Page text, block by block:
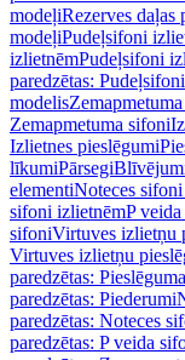
modeļiRezerves daļas
modeļiPudeļsifoni
izlietnēmPudeļsifoni
paredzētas:
modelis
Zemapmetuma sifoni
Izlietnes pieslēgumi
līkumiPārsegi
elementiNoteces
sifoni izlietnēmP
sifoniVirtuves izlietņu
Virtuves izlietņu
paredzētas:
paredzētas: Piederumi
paredzētas: Noteces
paredzētas: P veida